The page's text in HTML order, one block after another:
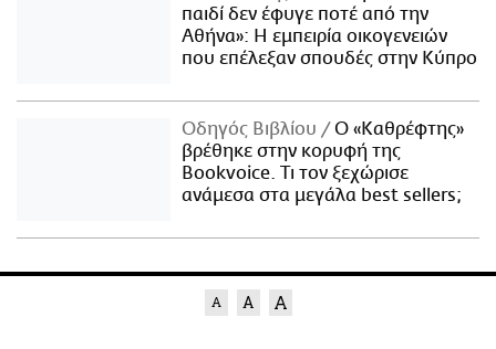
παιδί δεν έφυγε ποτέ από την
Αθήνα»: Η εμπειρία οικογενειών
που επέλεξαν σπουδές στην Κύπρο
Οδηγός Βιβλίου
Ο «Καθρέφτης»
βρέθηκε στην κορυφή της
Bookvoice. Τι τον ξεχώρισε
ανάμεσα στα μεγάλα best sellers;